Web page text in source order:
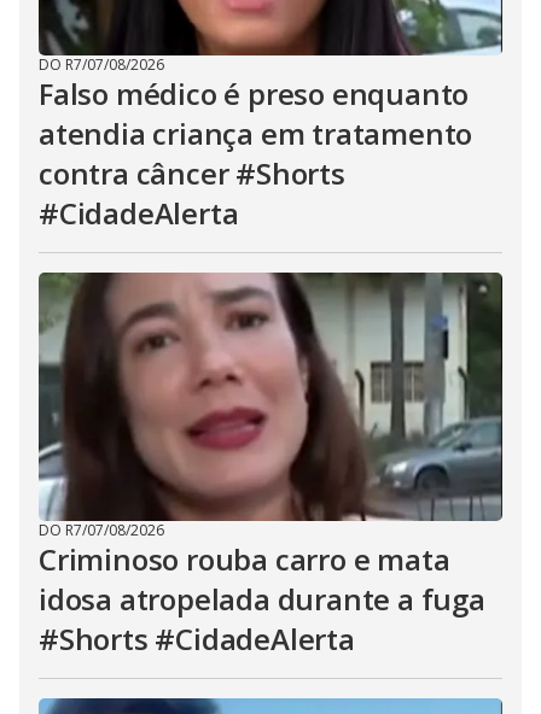
DO R7/07/08/2026
Falso médico é preso enquanto
atendia criança em tratamento
contra câncer #Shorts
#CidadeAlerta
DO R7/07/08/2026
Criminoso rouba carro e mata
idosa atropelada durante a fuga
#Shorts #CidadeAlerta